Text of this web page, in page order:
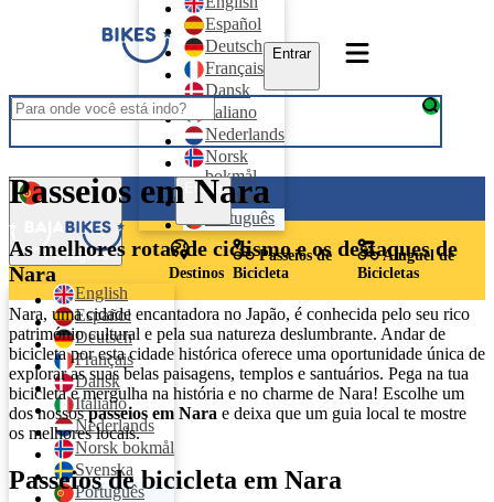
Español
Deutsch
Français
Dansk
Italiano
Nederlands
Norsk
bokmål
Svenska
Português
Entrar
Português
English
Español
Deutsch
Français
Dansk
Italiano
Nederlands
Norsk bokmål
Svenska
Português
Entrar
Destinos
Passeios de
Bicicleta
Aluguel de
Bicicletas
Passeios em Nara
As melhores rotas de ciclismo e os destaques de
Nara
Nara, uma cidade encantadora no Japão, é conhecida pelo seu rico
património cultural e pela sua natureza deslumbrante. Andar de
bicicleta por esta cidade histórica oferece uma oportunidade única de
explorar as suas belas paisagens, templos e santuários. Pega na tua
bicicleta e mergulha na história e no charme de Nara! Escolhe um
dos nossospasseios em Nara e deixa que um guia local te mostre
os melhores locais.
Passeios de bicicleta em Nara